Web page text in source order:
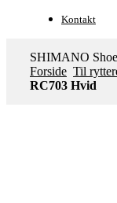
Kontakt
SHIMANO
Forside Til
RC703 Hvid